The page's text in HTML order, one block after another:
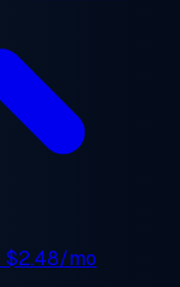
$2.48/mo